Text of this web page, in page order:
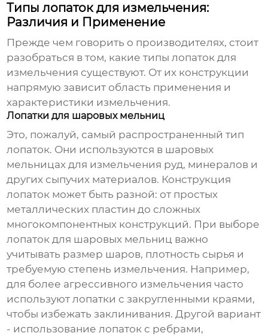
Типы лопаток для измельчения:
Различия и Применение
Прежде чем говорить о производителях, стоит
разобраться в том, какие типылопаток для
измельчения существуют. От их конструкции
напрямую зависит область применения и
характеристики измельчения.
Лопатки для шаровых мельниц
Это, пожалуй, самый распространенный тип
лопаток. Они используются в шаровых
мельницах для измельчения руд, минералов и
других сыпучих материалов. Конструкция
лопаток может быть разной: от простых
металлических пластин до сложных
многокомпонентных конструкций. При выборе
лопаток для шаровых мельниц важно
учитывать размер шаров, плотность сырья и
требуемую степень измельчения. Например,
для более агрессивного измельчения часто
используют лопатки с закругленными краями,
чтобы избежать заклинивания. Другой вариант
- использование лопаток с ребрами,